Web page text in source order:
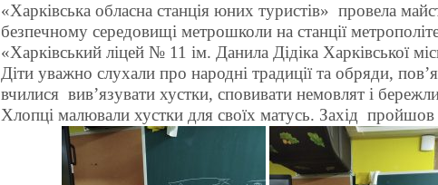
«Харківська обласна станція юних туристів» провела
безпечному середовищі метрошколи на станції
«Харківський ліцей № 11 ім. Данила Дідіка Харківської
Діти уважно слухали про народні традиції та обряди,
вчилися вив’язувати хустки, сповивати немовлят і
Хлопці малювали хустки для своїх матусь. Захід